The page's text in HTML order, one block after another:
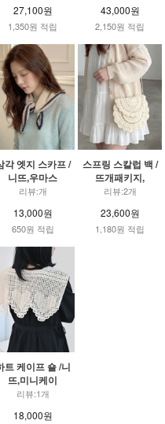
27,100원
1,350원 적립
43,000원
2,150원 적립
각 엣지 스카프 /
니뜨,우마스
리뷰:개
13,000원
650원 적립
스프링 스칼럽 백 /
뜨개패키지,
리뷰:2개
23,600원
1,180원 적립
트 케이프 숄 /니
뜨,미니케이
리뷰:1개
18,000원